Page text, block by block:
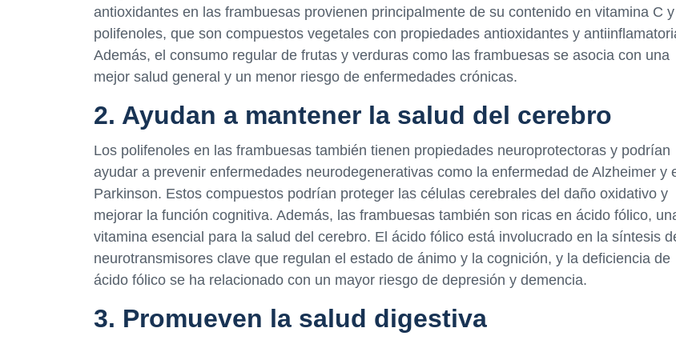
antioxidantes en las frambuesas provienen principalmente de su contenido en vitamina C y
polifenoles, que son compuestos vegetales con propiedades antioxidantes y
Además, el consumo regular de frutas y verduras como las frambuesas se asocia con una
mejor salud general y un menor riesgo de enfermedades crónicas.
2. Ayudan a mantener la salud del cerebro
Los polifenoles en las frambuesas también tienen propiedades neuroprotectoras y podrían
ayudar a prevenir enfermedades neurodegenerativas como la enfermedad de Alzheimer y
Parkinson. Estos compuestos podrían proteger las células cerebrales del daño oxidativo y
mejorar la función cognitiva. Además, las frambuesas también son ricas en ácido fólico,
vitamina esencial para la salud del cerebro. El ácido fólico está involucrado en la síntesis
neurotransmisores clave que regulan el estado de ánimo y la cognición, y la deficiencia de
ácido fólico se ha relacionado con un mayor riesgo de depresión y demencia.
3. Promueven la salud digestiva